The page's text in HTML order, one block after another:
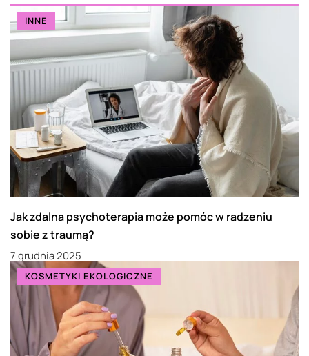
INNE
Jak zdalna psychoterapia może pomóc w radzeniu
sobie z traumą?
7 grudnia 2025
KOSMETYKI EKOLOGICZNE